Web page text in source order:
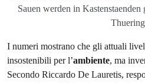
Sauen werden in
I numeri mostrano che gli attuali
insostenibili per l’ambiente, ma
Secondo Riccardo De Lauretis,